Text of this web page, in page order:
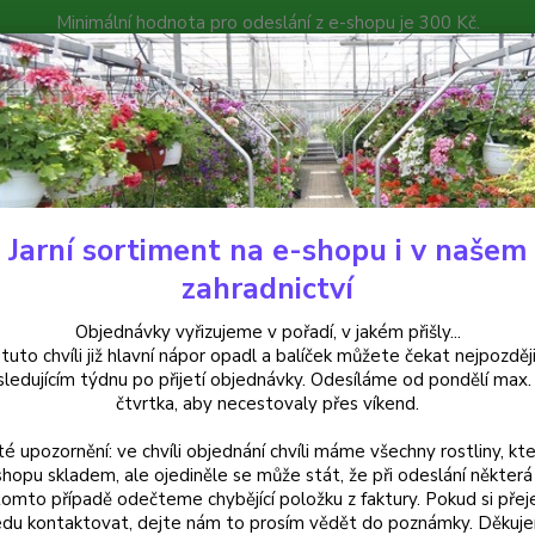
Minimální hodnota pro odeslání z e-shopu je 300 Kč.
můžete čekat nejpozději v následujícím týdnu po přijetí
Poradna Kontakty
Hledat
Fuchsie Magelanica elegans -mrazuvzdorná - cena na prodejně
elegans -mrazuvzdorná
Jarní sortiment na e-shopu i v našem
zahradnictví
Objednávky vyřizujeme v pořadí, v jakém přišly...
chvíli již hlavní nápor opadl a balíček můžete čekat
týdnu po přijetí objednávky. Odesíláme od pondělí
čtvrtka, aby necestovaly přes víkend.
upozornění: ve chvíli objednání chvíli máme všechny rostliny,
skladem, ale ojediněle se může stát, že při odeslání některá
případě odečteme chybějící položku z faktury. Pokud si
kontaktovat, dejte nám to prosím vědět do poznámky.